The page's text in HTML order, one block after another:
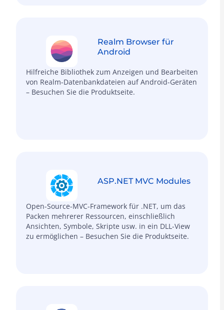
Realm Browser für
Android
Hilfreiche Bibliothek zum Anzeigen und Bearbeiten
von Realm-Datenbankdateien auf Android-Geräten
– Besuchen Sie die Produktseite.
ASP.NET MVC Modules
Open-Source-MVC-Framework für .NET, um das
Packen mehrerer Ressourcen, einschließlich
Ansichten, Symbole, Skripte usw. in ein DLL-View
zu ermöglichen – Besuchen Sie die Produktseite.